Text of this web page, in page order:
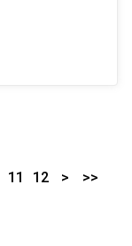
11 12 > >>